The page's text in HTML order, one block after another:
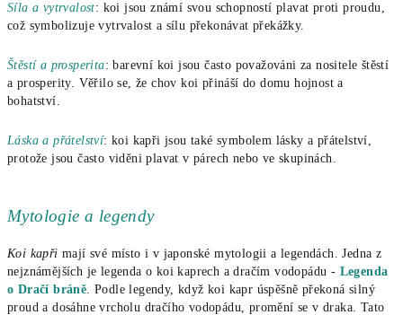
Síla a vytrvalost: koi jsou známí svou schopností plavat proti proudu,
což symbolizuje vytrvalost a sílu překonávat překážky.
Štěstí a prosperita: barevní koi jsou často považováni za nositele štěstí
a prosperity. Věřilo se, že chov koi přináší do domu hojnost a
bohatství.
Láska a přátelství: koi kapři jsou také symbolem lásky a přátelství,
protože jsou často viděni plavat v párech nebo ve skupinách.
Mytologie a legendy
Koi kapři mají své místo i v japonské mytologii a legendách. Jedna z
nejznámějších je legenda o koi kaprech a dračím vodopádu - Legenda
o Dračí bráně. Podle legendy, když koi kapr úspěšně překoná silný
proud a dosáhne vrcholu dračího vodopádu, promění se v draka. Tato